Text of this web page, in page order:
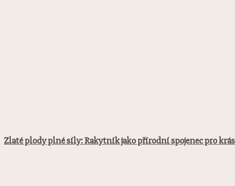
Zlaté plody plné síly: Rakytník jako přírodní spojenec pro